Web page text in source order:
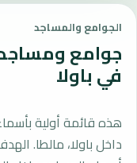
الجوامع والمساجد
جوامع
في باولا
هذه قائمة أولية
داخل باولا، مالطا.